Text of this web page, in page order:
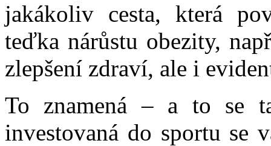
jakákoliv cesta, která
teďka nárůstu obezity,
zlepšení zdraví, ale i
To znamená – a to se
investovaná do sportu se